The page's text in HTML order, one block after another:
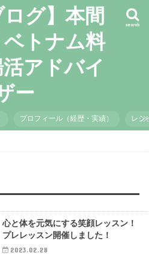
ログ】本間
トナム料
アドバイ
ー
search
プロフィール（経歴・実績） レシ
心と体を元気にする笑顔レッスン！
プレレッスン開催しました！
2023.02.28